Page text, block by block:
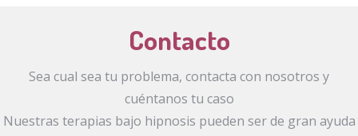
Contacto
Sea cual sea tu problema, contacta con nosotros y
cuéntanos tu caso
Nuestras terapias bajo hipnosis pueden ser de gran ayuda